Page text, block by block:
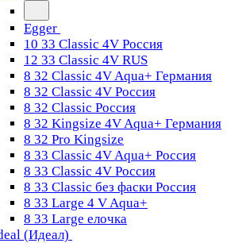
Egger
10 33 Classic 4V Россия
12 33 Classic 4V RUS
8 32 Classic 4V Aqua+ Германия
8 32 Classic 4V Россия
8 32 Classic Россия
8 32 Kingsize 4V Aqua+ Германия
8 32 Pro Kingsize
8 33 Classic 4V Aqua+ Россия
8 33 Classic 4V Россия
8 33 Classic без фаски Россия
8 33 Large 4 V Aqua+
8 33 Large елочка
(Идеал)